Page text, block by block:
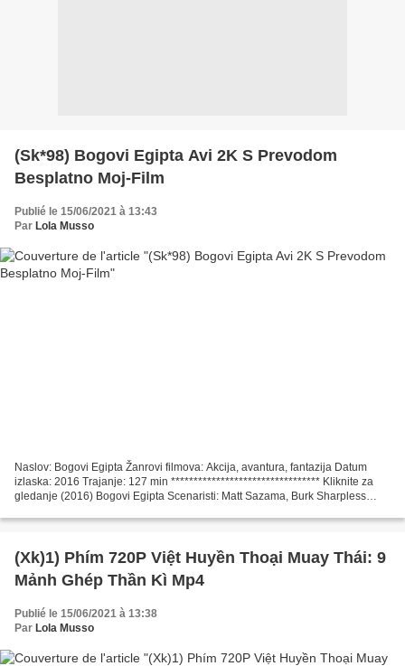
(Sk*98) Bogovi Egipta Avi 2K S Prevodom
Besplatno Moj-Film
Publié le 15/06/2021 à 13:43
Par Lola Musso
Naslov: Bogovi Egipta Žanrovi filmova: Akcija, avantura, fantazija Datum
izlaska: 2016 Trajanje: 127 min ********************************* Kliknite za
gledanje (2016) Bogovi Egipta Scenaristi: Matt Sazama, Burk Sharpless
(Xk)1) Phím 720P Việt Huyền Thoại Muay Thái: 9
Mảnh Ghép Thần Kì Mp4
Publié le 15/06/2021 à 13:38
Par Lola Musso